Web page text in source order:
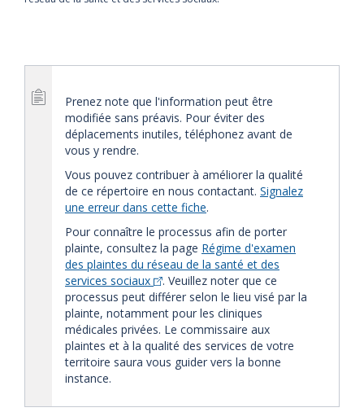
Prenez note que l'information peut être
modifiée sans préavis. Pour éviter des
déplacements inutiles, téléphonez avant de
vous y rendre.
Vous pouvez contribuer à améliorer la qualité
de ce répertoire en nous contactant. Signalez
une erreur dans cette fiche.
Pour connaître le processus afin de porter
plainte, consultez la page Régime d'examen
des plaintes du réseau de la santé et des
services sociaux
. Veuillez noter que ce
processus peut différer selon le lieu visé par la
plainte, notamment pour les cliniques
médicales privées. Le commissaire aux
plaintes et à la qualité des services de votre
territoire saura vous guider vers la bonne
instance.